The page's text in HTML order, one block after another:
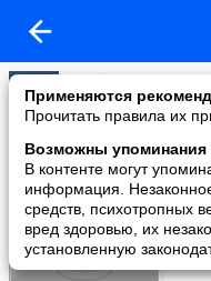
Применяются
Прочитать правила их
Возможны упоминания
В контенте могут
информация.
средств, психотропных
вред здоровью, их
установленную
Myref.pro -
added a photo
24 Dec в 10:00